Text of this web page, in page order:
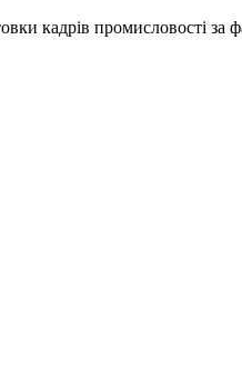
кадрів промисловості